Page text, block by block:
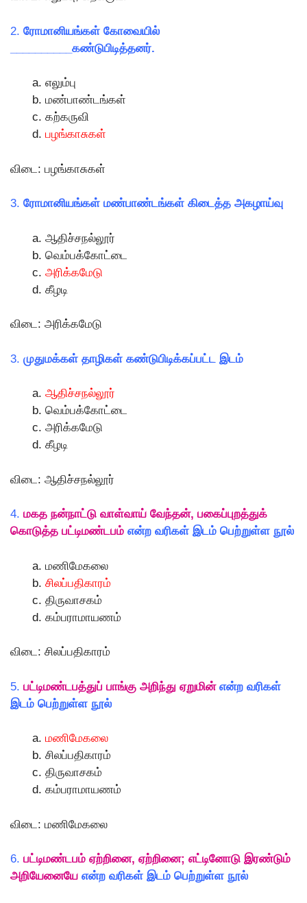
2. ரோமானியங்கள் கோவையில்
__________கண்டுபிடித்தனர்.
எலும்பு
மண்பாண்டங்கள்
கற்கருவி
பழங்காசுகள்
விடை: பழங்காசுகள்
3. ரோமானியங்கள் மண்பாண்டங்கள் கிடைத்த அகழாய்வு
ஆதிச்சநல்லூர்
வெம்பக்கோட்டை
அரிக்கமேடு
கீழடி
விடை: அரிக்கமேடு
3. முதுமக்கள் தாழிகள் கண்டுபிடிக்கப்பட்ட இடம்
ஆதிச்சநல்லூர்
வெம்பக்கோட்டை
அரிக்கமேடு
கீழடி
விடை: ஆதிச்சநல்லூர்
4. மகத நன்நாட்டு வாள்வாய் வேந்தன், பகைப்புறத்துக்
கொடுத்த பட்டிமண்டபம் என்ற வரிகள் இடம் பெற்றுள்ள நூல்
மணிமேகலை
சிலப்பதிகாரம்
திருவாசகம்
கம்பராமாயணம்
விடை: சிலப்பதிகாரம்
5. பட்டிமண்டபத்துப் பாங்கு அறிந்து ஏறுமின்என்ற வரிகள்
இடம் பெற்றுள்ள நூல்
மணிமேகலை
சிலப்பதிகாரம்
திருவாசகம்
கம்பராமாயணம்
விடை: மணிமேகலை
6. பட்டிமண்டபம் ஏற்றினை, ஏற்றினை; எட்டினோடு இரண்டும்
அறியேனையே என்ற வரிகள் இடம் பெற்றுள்ள நூல்